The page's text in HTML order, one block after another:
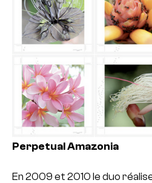
Perpetual Amazonia
En 2009 et 2010 le duo